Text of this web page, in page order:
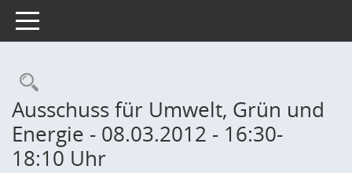
Toggle navigation
Rechercheauswahl
Ausschuss für Umwelt, Grün und
Energie - 08.03.2012 - 16:30-
18:10 Uhr